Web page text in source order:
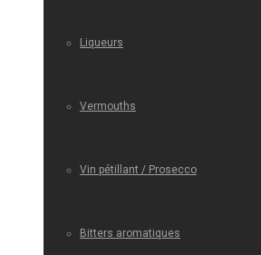
Liqueurs
Vermouths
Vin pétillant / Prosecco
Bitters aromatiques